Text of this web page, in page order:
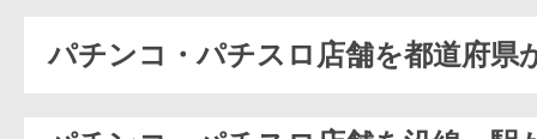
パチンコ・パチスロ店舗を都道府県